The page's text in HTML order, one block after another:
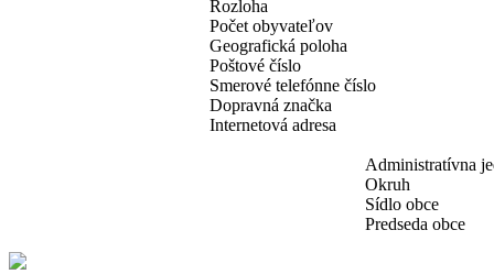
Rozloha
Počet obyvateľov
Geografická poloha
Poštové číslo
Smerové telefónne číslo
Dopravná značka
Internetová adresa
Administratívna
Okruh
Sídlo obce
Predseda obce